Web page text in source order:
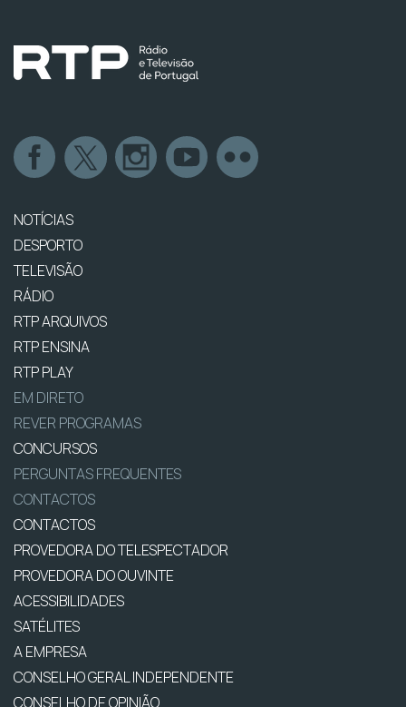
NOTÍCIAS
DESPORTO
TELEVISÃO
RÁDIO
RTP ARQUIVOS
RTP ENSINA
RTP PLAY
EM DIRETO
REVER PROGRAMAS
CONCURSOS
PERGUNTAS FREQUENTES
CONTACTOS
CONTACTOS
PROVEDORA DO TELESPECTADOR
PROVEDORA DO OUVINTE
ACESSIBILIDADES
SATÉLITES
A EMPRESA
CONSELHO GERAL INDEPENDENTE
CONSELHO DE OPINIÃO